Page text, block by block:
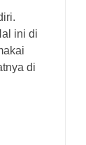
ini di
di